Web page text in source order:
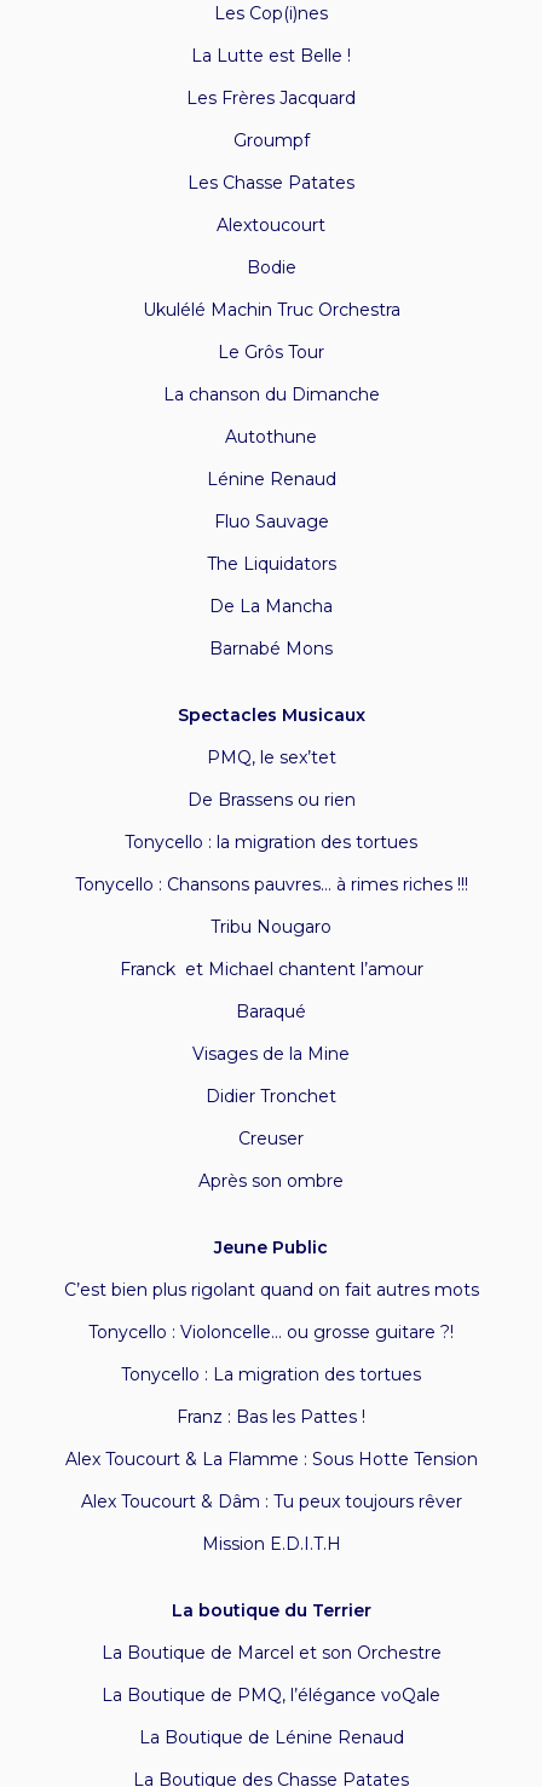
Les Cop(i)nes
La Lutte est Belle !
Les Frères Jacquard
Groumpf
Les Chasse Patates
Alextoucourt
Bodie
Ukulélé Machin Truc Orchestra
Le Grôs Tour
La chanson du Dimanche
Autothune
Lénine Renaud
Fluo Sauvage
The Liquidators
De La Mancha
Barnabé Mons
Spectacles Musicaux
PMQ, le sex’tet
De Brassens ou rien
Tonycello : la migration des tortues
Tonycello : Chansons pauvres… à rimes riches !!!
Tribu Nougaro
Franck et Michael chantent l’amour
Baraqué
Visages de la Mine
Didier Tronchet
Creuser
Après son ombre
Jeune Public
C’est bien plus rigolant quand on fait autres mots
Tonycello : Violoncelle… ou grosse guitare ?!
Tonycello : La migration des tortues
Franz : Bas les Pattes !
Alex Toucourt & La Flamme : Sous Hotte Tension
Alex Toucourt & Dâm : Tu peux toujours rêver
Mission E.D.I.T.H
La boutique du Terrier
La Boutique de Marcel et son Orchestre
La Boutique de PMQ, l’élégance voQale
La Boutique de Lénine Renaud
La Boutique des Chasse Patates